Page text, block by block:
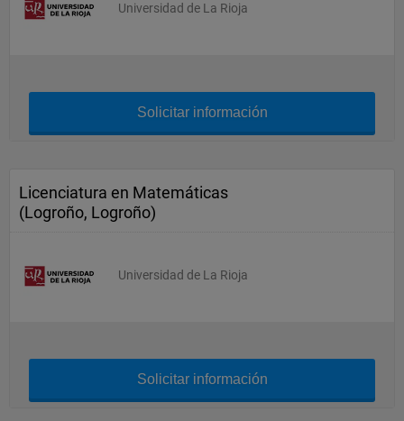
Universidad de La Rioja
Solicitar información
Licenciatura en Matemáticas
(Logroño, Logroño)
Universidad de La Rioja
Solicitar información